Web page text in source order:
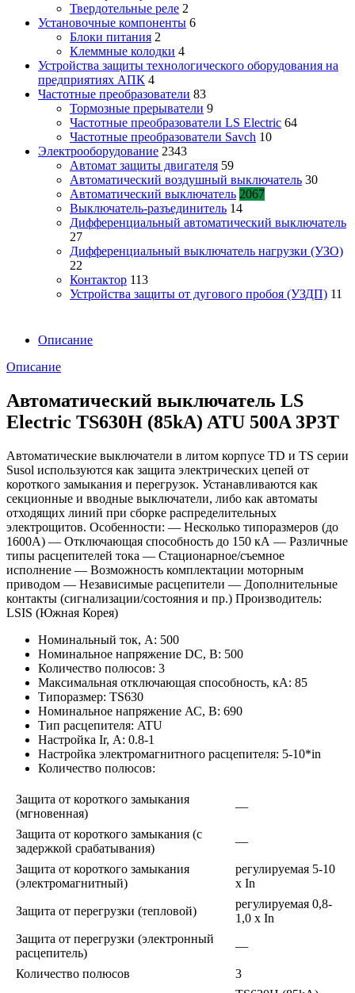
Твердотельные реле 2
Установочные компоненты 6
Блоки питания 2
Клеммные колодки 4
Устройства защиты технологического оборудования на
предприятиях АПК 4
Частотные преобразователи 83
Тормозные прерыватели 9
Частотные преобразователи LS Electric 64
Частотные преобразователи Savch 10
Электрооборудование 2343
Автомат защиты двигателя 59
Автоматический воздушный выключатель 30
Автоматический выключатель 2067
Выключатель-разъединитель 14
Дифференциальный автоматический выключатель
27
Дифференциальный выключатель нагрузки (УЗО)
22
Контактор 113
Устройства защиты от дугового пробоя (УЗДП) 11
Описание
Описание
Автоматический выключатель LS
Electric TS630H (85kA) ATU 500A 3P3T
Автоматические выключатели в литом корпусе TD и TS серии
Susol используются как защита электрических цепей от
короткого замыкания и перегрузок. Устанавливаются как
секционные и вводные выключатели, либо как автоматы
отходящих линий при сборке распределительных
электрощитов. Особенности: — Несколько типоразмеров (до
1600А) — Отключающая способность до 150 кА — Различные
типы расцепителей тока — Стационарное/съемное
исполнение — Возможность комплектации моторным
приводом — Независимые расцепители — Дополнительные
контакты (сигнализации/состояния и пр.) Производитель:
LSIS (Южная Корея)
Номинальный ток, А: 500
Номинальное напряжение DC, В: 500
Количество полюсов: 3
Максимальная отключающая способность, кА: 85
Типоразмер: TS630
Номинальное напряжение АС, В: 690
Тип расцепителя: ATU
Настройка Ir, А: 0.8-1
Настройка электромагнитного расцепителя: 5-10*in
Количество полюсов:
Защита от короткого замыкания
(мгновенная)
—
Защита от короткого замыкания (с
задержкой срабатывания)
—
Защита от короткого замыкания
(электромагнитный)
регулируемая 5-10
x In
Защита от перегрузки (тепловой)
регулируемая 0,8-
1,0 x In
Защита от перегрузки (электронный
расцепитель)
—
Количество полюсов 3